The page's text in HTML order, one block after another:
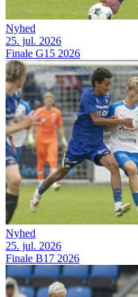
Nyhed
25. jul. 2026
Finale G15 2026
Nyhed
25. jul. 2026
Finale B17 2026